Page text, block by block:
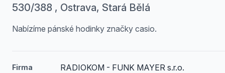
530/388 , Ostrava, Stará Bělá
Nabízíme pánské hodinky značky casio.
Firma RADIOKOM - FUNK MAYER s.r.o.